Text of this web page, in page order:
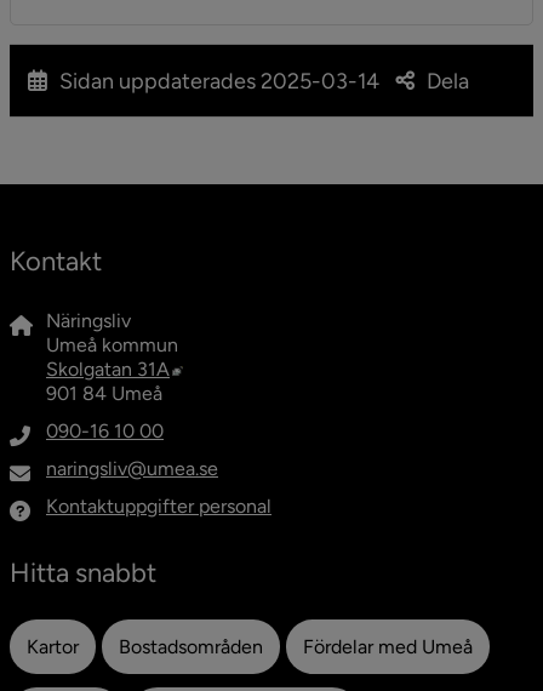
Sidan uppdaterades 2025-03-14 Dela
Kontakt
Näringsliv
Umeå kommun
Skolgatan 31A Länk till annan webbplats, öppnas i nytt
901 84 Umeå
090-16 10 00
naringsliv@umea.se
Kontaktuppgifter personal
Hitta snabbt
Kartor Bostadsområden Fördelar med Umeå